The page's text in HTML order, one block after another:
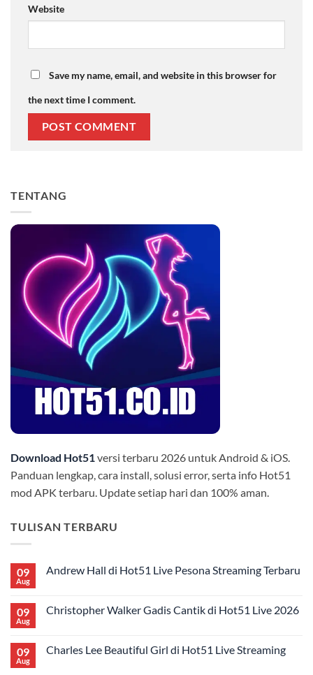
Website
Save my name, email, and website in this browser for
the next time I comment.
TENTANG
Download Hot51versi terbaru 2026 untuk Android & iOS.
Panduan lengkap, cara install, solusi error, serta info Hot51
mod APK terbaru. Update setiap hari dan 100% aman.
TULISAN TERBARU
09
Aug
Andrew Hall di Hot51 Live Pesona Streaming Terbaru
Andrew
Live
Pesona
09
Aug
Christopher Walker Gadis Cantik di Hot51 Live 2026
Christopher
09
Aug
Charles Lee Beautiful Girl di Hot51 Live Streaming